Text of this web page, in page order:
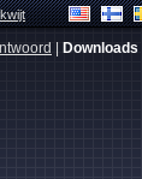
Downloads